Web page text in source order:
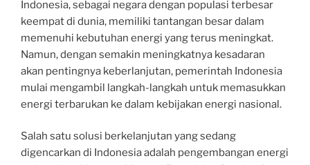
Indonesia, sebagai negara dengan populasi terbesar
keempat di dunia, memiliki tantangan besar dalam
memenuhi kebutuhan energi yang terus meningkat.
Namun, dengan semakin meningkatnya kesadaran
akan pentingnya keberlanjutan, pemerintah Indonesia
mulai mengambil langkah-langkah untuk memasukkan
energi terbarukan ke dalam kebijakan energi nasional.
Salah satu solusi berkelanjutan yang sedang
digencarkan di Indonesia adalah pengembangan energi